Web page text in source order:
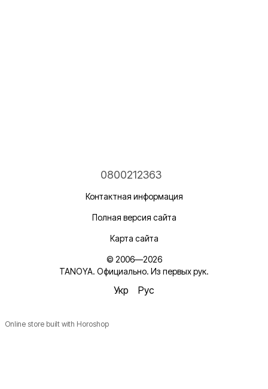
0800212363
Контактная информация
Полная версия сайта
Карта сайта
© 2006—2026
TANOYA. Официально. Из первых рук.
Укр Рус
Online store built with Horoshop